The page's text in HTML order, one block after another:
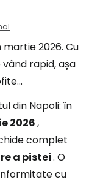
2026. Cu
rapid, așa
din Napoli: în
2026,
complet
a pistei. O
cu